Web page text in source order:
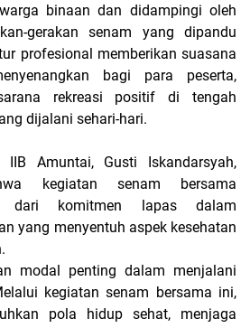
binaan dan didampingi oleh
gerakan senam yang dipandu
profesional memberikan suasana
bagi para peserta,
rekreasi positif di tengah
dijalani sehari-hari.
Amuntai, Gusti Iskandarsyah,
kegiatan senam bersama
dari komitmen lapas dalam
yang menyentuh aspek kesehatan
modal penting dalam menjalani
kegiatan senam bersama ini,
pola hidup sehat, menjaga